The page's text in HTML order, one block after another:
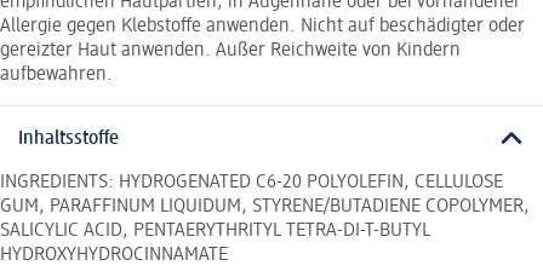
Allergie gegen Klebstoffe anwenden. Nicht auf beschädigter oder
gereizter Haut anwenden. Außer Reichweite von Kindern
aufbewahren.
Inhaltsstoffe
INGREDIENTS: HYDROGENATED C6-20 POLYOLEFIN, CELLULOSE
GUM, PARAFFINUM LIQUIDUM, STYRENE/BUTADIENE COPOLYMER,
SALICYLIC ACID, PENTAERYTHRITYL TETRA-DI-T-BUTYL
HYDROXYHYDROCINNAMATE